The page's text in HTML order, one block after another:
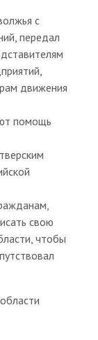
с
передал
движения
помощь
свою
чтобы